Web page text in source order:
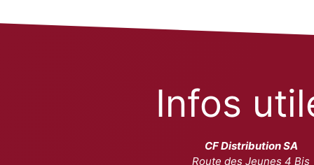
Infos
CF Distribution SA
Route des Jeunes 4 Bis